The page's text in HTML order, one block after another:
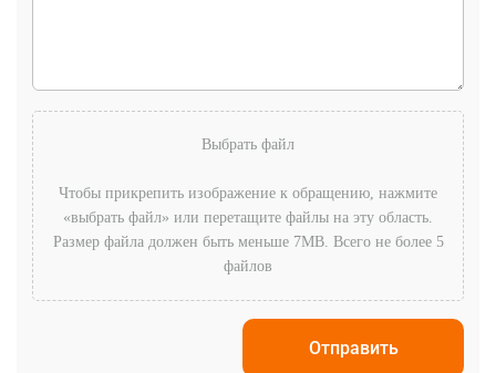
Выбрать файл
Чтобы прикрепить изображение к обращению, нажмите
«выбрать файл» или перетащите файлы на эту область.
Размер файла должен быть меньше 7MB. Всего не более 5
файлов